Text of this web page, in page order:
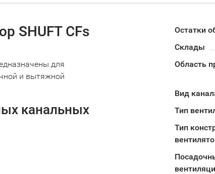
SHUFT CFs
для
и вытяжной
канальных
Остатки
Склады
Область
Вид
Тип
Тип